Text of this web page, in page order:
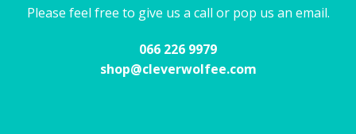
Please feel free to give us a call or pop us an email.
066 226 9979
shop@cleverwolfee.com